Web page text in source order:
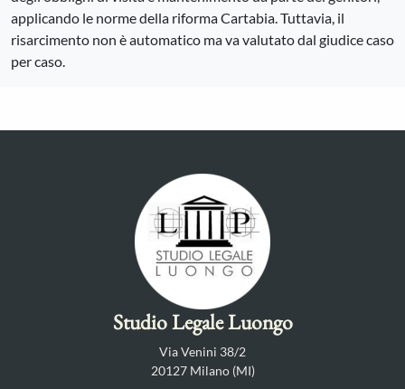
applicando le norme della riforma Cartabia. Tuttavia, il
risarcimento non è automatico ma va valutato dal giudice caso
per caso.
Studio Legale Luongo
Via Venini 38/2
20127 Milano (MI)